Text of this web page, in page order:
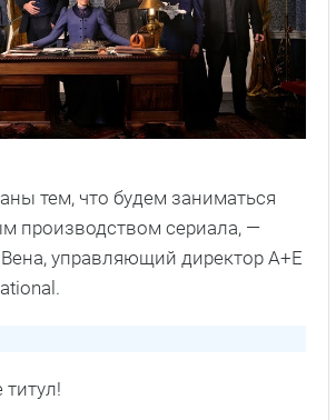
тем, что будем заниматься
производством сериала, —
управляющий директор A+E
титул!